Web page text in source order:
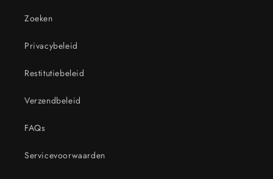
Zoeken
Privacybeleid
Restitutiebeleid
Verzendbeleid
FAQs
Servicevoorwaarden